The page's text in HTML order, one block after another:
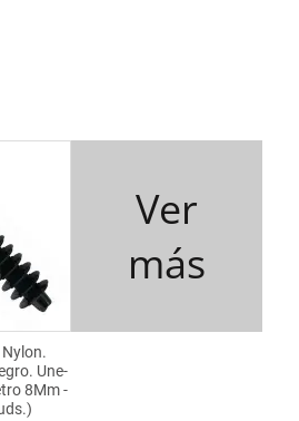
Une-
8Mm -
Ver
más